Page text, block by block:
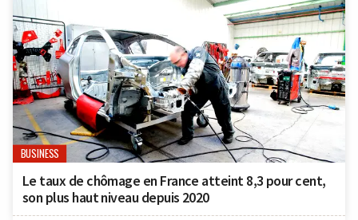
BUSINESS
Le taux de chômage en France atteint 8,3 pour cent,
son plus haut niveau depuis 2020